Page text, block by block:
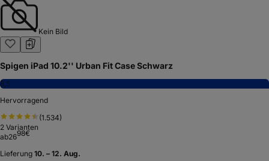
Kein Bild
Spigen iPad 10.2'' Urban Fit Case Schwarz
8,5
Hervorragend
(1.534)
2 Varianten
ab2698€
Lieferung 10. – 12. Aug.